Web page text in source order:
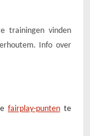
trainingen vinden
Info over
fairplay-puntente